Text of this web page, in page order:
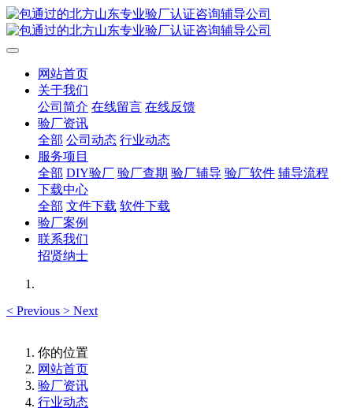
网站首页
关于我们
公司简介 在线留言 在线反馈
验厂资讯
全部 公司动态 行业动态
服务项目
全部 DIY验厂 验厂查期 验厂辅导 验厂软件 辅导流程
下载中心
全部 文件下载 软件下载
验厂案例
联系我们
招贤纳士
< Previous > Next
你的位置
网站首页
验厂资讯
行业动态